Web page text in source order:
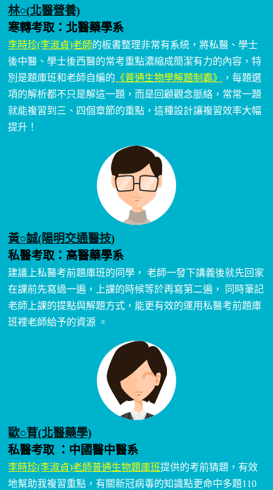
林○(北醫營養)
寒轉考取：北醫藥學系
李時珍(李淑貞)老師的板書整理非常有系統，將私醫、學士
後中醫、學士後西醫的常考重點濃縮成簡潔有力的內容，特
別是題庫班和老師自編的 《普通生物學解題制霸》
，每題選
項的解析都不只是解這一題，而是回顧觀念脈絡，常常一題
就能複習到三、四個章節的重點，這種設計讓複習效率大幅
提升！
黃○誠(陽明交通醫技)
私醫考取：高醫藥學系
建議上私醫考前題庫班的同學， 老師一發下講義後就先回家
在課前先寫過一遍，上課的時候等於再寫第二遍， 同時筆記
老師上課的提點與解題方式，能更有效的運用私醫考前題庫
班裡老師給予的資源 。
歐○𦱀(北醫藥學)
私醫考取 ：中國醫中醫系
李時珍(李淑貞)老師普通生物題庫班提供的考前猜題，有效
地幫助我複習重點，有關新冠病毒的知識點更命中多題110